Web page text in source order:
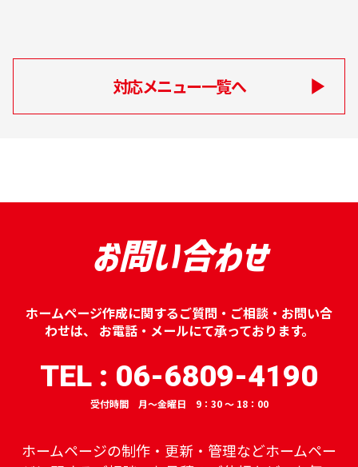
対応メニュー一覧へ
お問い合わせ
ホームページ作成に関するご質問・ご相談・お問い合
わせは、
お電話・メールにて承っております。
TEL : 06-6809-4190
受付時間 月～金曜日 9：30 ～ 18：00
ホームページの制作・更新・管理などホームペー